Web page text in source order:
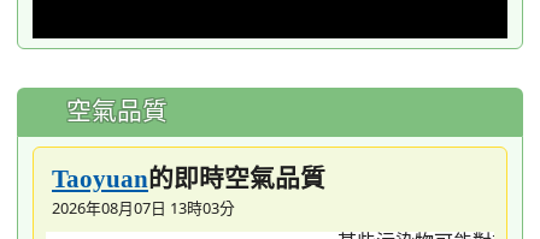
空氣品質
Taoyuan的即時空氣品質
2026年08月07日 13時03分